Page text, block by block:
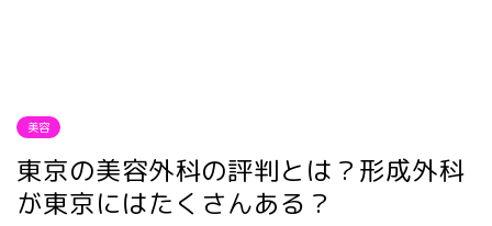
美容
東京の美容外科の評判とは？形成外科
が東京にはたくさんある？